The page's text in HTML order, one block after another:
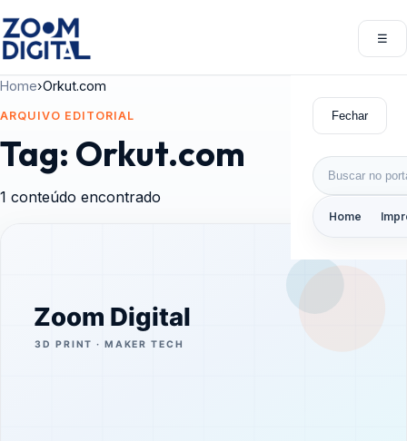
☰
Fechar
Buscar por:
Home
Home›Orkut.com
ARQUIVO EDITORIAL
Tag: Orkut.com
1 conteúdo encontrado